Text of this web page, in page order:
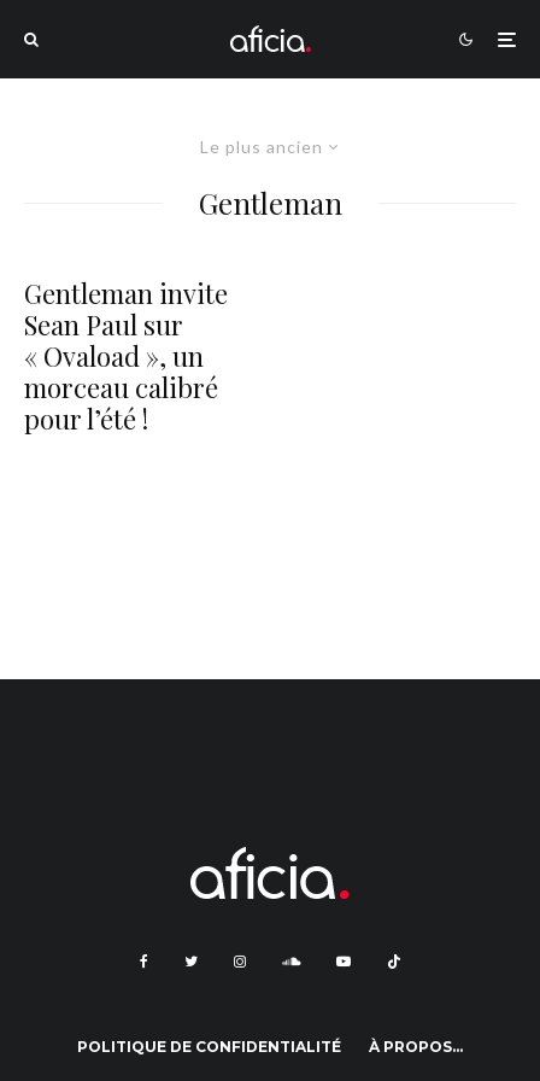
Le plus ancien
Gentleman
Gentleman invite
Sean Paul sur
« Ovaload », un
morceau calibré
pour l’été !
POLITIQUE DE CONFIDENTIALITÉ À PROPOS…